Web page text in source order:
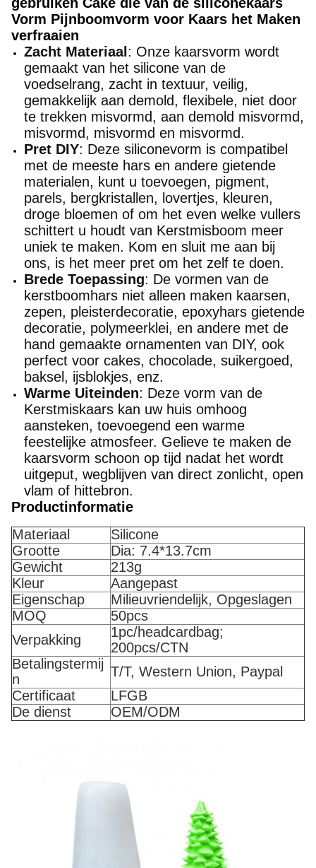
Vorm Pijnboomvorm voor Kaars het Maken
verfraaien
Zacht Materiaal : Onze kaarsvorm wordt
gemaakt van het silicone van de
voedselrang, zacht in textuur, veilig,
gemakkelijk aan demold, flexibele, niet door
te trekken misvormd, aan demold misvormd,
misvormd, misvormd en misvormd.
Pret DIY: Deze siliconevorm is compatibel
met de meeste hars en andere gietende
materialen, kunt u toevoegen, pigment,
parels, bergkristallen, lovertjes, kleuren,
droge bloemen of om het even welke vullers
schittert u houdt van Kerstmisboom meer
uniek te maken. Kom en sluit me aan bij
ons, is het meer pret om het zelf te doen.
Brede Toepassing: De vormen van de
kerstboomhars niet alleen maken kaarsen,
zepen, pleisterdecoratie, epoxyhars gietende
decoratie, polymeerklei, en andere met de
hand gemaakte ornamenten van DIY, ook
perfect voor cakes, chocolade, suikergoed,
baksel, ijsblokjes, enz.
Warme Uiteinden: Deze vorm van de
Kerstmiskaars kan uw huis omhoog
aansteken, toevoegend een warme
feestelijke atmosfeer. Gelieve te maken de
kaarsvorm schoon op tijd nadat het wordt
uitgeput, wegblijven van direct zonlicht, open
vlam of hittebron.
Productinformatie
Materiaal
Silicone
Grootte
Dia: 7.4*13.7cm
Gewicht
213g
Kleur
Aangepast
Eigenschap
Milieuvriendelijk, Opgeslagen
MOQ
50pcs
Verpakking
1pc/headcardbag;
200pcs/CTN
Betalingstermij
n
T/T, Western Union, Paypal
Certificaat
LFGB
De dienst
OEM/ODM